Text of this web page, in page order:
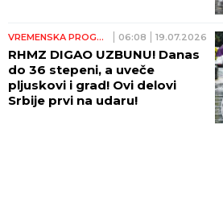
VREMENSKA PROGNOZA 06:08 19.07.2026
RHMZ DIGAO UZBUNU! Danas
do 36 stepeni, a uveče
pljuskovi i grad! Ovi delovi
Srbije prvi na udaru!